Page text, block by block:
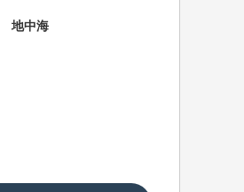
地中海